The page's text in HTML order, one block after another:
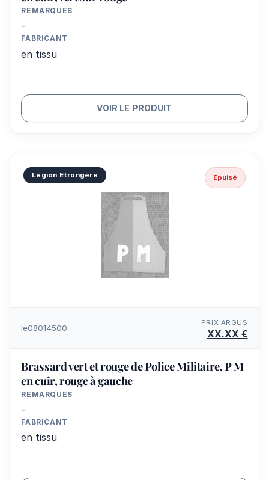
REMARQUES
-
FABRICANT
en tissu
VOIR LE PRODUIT
Légion Etrangère Épuisé
le08014500
PRIX ARGUS
XX.XX €
Brassard vert et rouge de Police Militaire, P M
en cuir, rouge à gauche
REMARQUES
-
FABRICANT
en tissu